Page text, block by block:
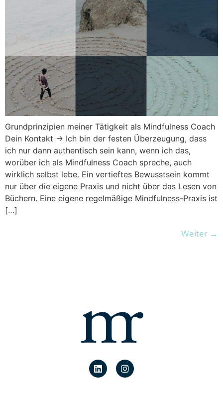
Grundprinzipien meiner Tätigkeit als Mindfulness Coach
Dein Kontakt → Ich bin der festen Überzeugung, dass
ich nur dann authentisch sein kann, wenn ich das,
worüber ich als Mindfulness Coach spreche, auch
wirklich selbst lebe. Ein vertieftes Bewusstsein kommt
nur über die eigene Praxis und nicht über das Lesen von
Büchern. Eine eigene regelmäßige Mindfulness-Praxis ist
[…]
Weiter →